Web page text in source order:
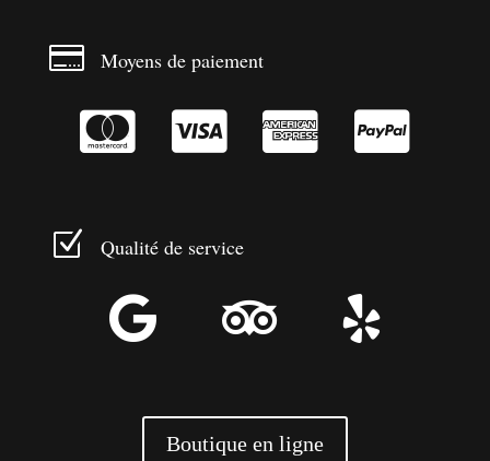
 Moyens de paiement
   
Z Qualité de service
  
Boutique en ligne